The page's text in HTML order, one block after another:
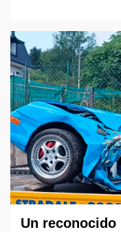
Un reconocido